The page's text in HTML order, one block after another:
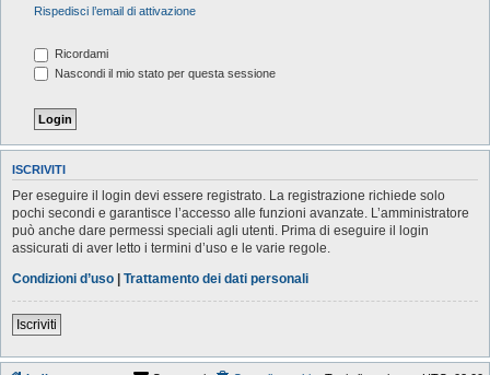
Rispedisci l’email di attivazione
Ricordami
Nascondi il mio stato per questa sessione
ISCRIVITI
Per eseguire il login devi essere registrato. La registrazione richiede solo
pochi secondi e garantisce l’accesso alle funzioni avanzate. L’amministratore
può anche dare permessi speciali agli utenti. Prima di eseguire il login
assicurati di aver letto i termini d’uso e le varie regole.
Condizioni d’uso | Trattamento dei dati personali
Iscriviti